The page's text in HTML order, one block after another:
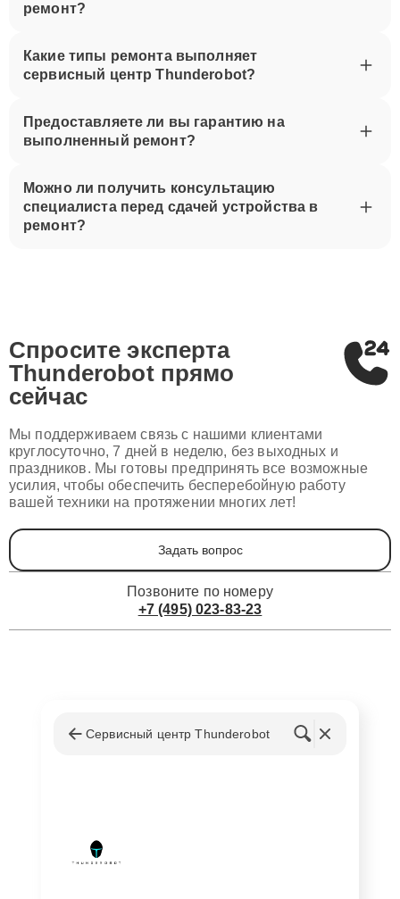
ремонт?
Какие типы ремонта выполняет
сервисный центр Thunderobot?
Предоставляете ли вы гарантию на
выполненный ремонт?
Можно ли получить консультацию
специалиста перед сдачей устройства в
ремонт?
Спросите эксперта
Thunderobot прямо
сейчас
Мы поддерживаем связь с нашими клиентами
круглосуточно, 7 дней в неделю, без выходных и
праздников. Мы готовы предпринять все возможные
усилия, чтобы обеспечить бесперебойную работу
вашей техники на протяжении многих лет!
Задать вопрос
Позвоните по номеру
+7 (495) 023-83-23
Сервисный центр Thunderobot